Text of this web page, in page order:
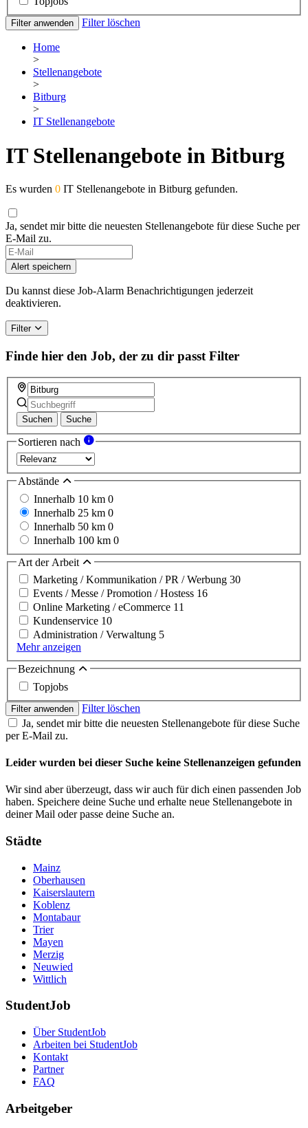
Filter anwenden Filter löschen
Home
>
Stellenangebote
>
Bitburg
>
IT Stellenangebote
IT Stellenangebote in Bitburg
Es wurden 0 IT Stellenangebote in Bitburg gefunden.
Ja, sendet mir bitte die neuesten Stellenangebote für diese Suche per
E-Mail zu.
If
you
are
a
human,
this
field
Alert speichern
Du kannst diese Job-Alarm Benachrichtigungen jederzeit
deaktivieren.
Filter
Finde hier den Job, der zu dir passt Filter
Suchen Suche
Sortieren nach
Abstände
Innerhalb 10 km 0
Innerhalb 25 km 0
Innerhalb 50 km 0
Innerhalb 100 km 0
Art der Arbeit
Marketing / Kommunikation / PR / Werbung 30
Events / Messe / Promotion / Hostess 16
Online Marketing / eCommerce 11
Kundenservice 10
Administration / Verwaltung 5
Mehr anzeigen
Bezeichnung
Topjobs
Filter anwenden
Filter löschen
Ja, sendet mir bitte die neuesten Stellenangebote für diese Suche
per E-Mail zu.
Leider wurden bei dieser Suche keine Stellenanzeigen gefunden
Wir sind aber überzeugt, dass wir auch für dich einen passenden Job
haben. Speichere deine Suche und erhalte neue Stellenangebote in
deiner Mail oder passe deine Suche an.
Städte
Mainz
Oberhausen
Kaiserslautern
Koblenz
Montabaur
Trier
Mayen
Merzig
Neuwied
Wittlich
StudentJob
Über StudentJob
Arbeiten bei StudentJob
Kontakt
Partner
FAQ
Arbeitgeber